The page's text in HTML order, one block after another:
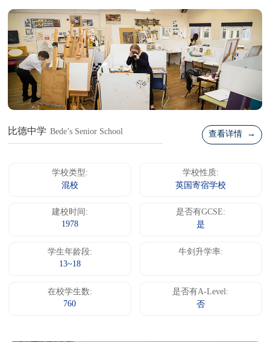
比德中学 Bede’s Senior School 查看详情 →
学校类型:
混校
学校性质:
英国寄宿学校
建校时间:
1978
是否有GCSE:
是
学生年龄段:
13~18
牛剑升学率:
在校学生数:
760
是否有A-Level:
否